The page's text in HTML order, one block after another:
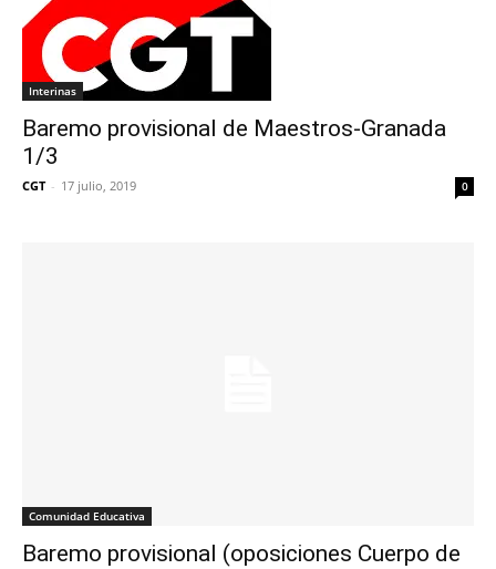
Interinas
Baremo provisional de Maestros-Granada
1/3
CGT - 17 julio, 2019 0
Comunidad Educativa
Baremo provisional (oposiciones Cuerpo de